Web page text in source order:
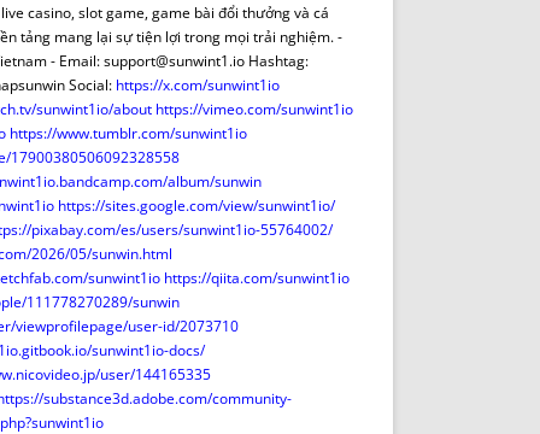
AVISO LEGAL
REPORTAR INCIDENCIA
LOGOTIPO
SONRISA
ENVÍA CORREO
CANALES DE VÍDEO
casino, slot game, game bài đổi thưởng và cá
tảng mang lại sự tiện lợi trong mọi trải nghiệm. -
- Email: support@sunwint1.io Hashtag:
Social: https://x.com/sunwint1io
sunwint1io/about https://vimeo.com/sunwint1io
https://www.tumblr.com/sunwint1io
17900380506092328558
album/sunwin
https://sites.google.com/view/sunwint1io/
pixabay.com/es/users/sunwint1io-55764002/
2026/05/sunwin.html
sunwint1io https://qiita.com/sunwint1io
111778270289/sunwin
viewprofilepage/user-id/2073710
sunwint1io-docs/
user/144165335
substance3d.adobe.com/community-